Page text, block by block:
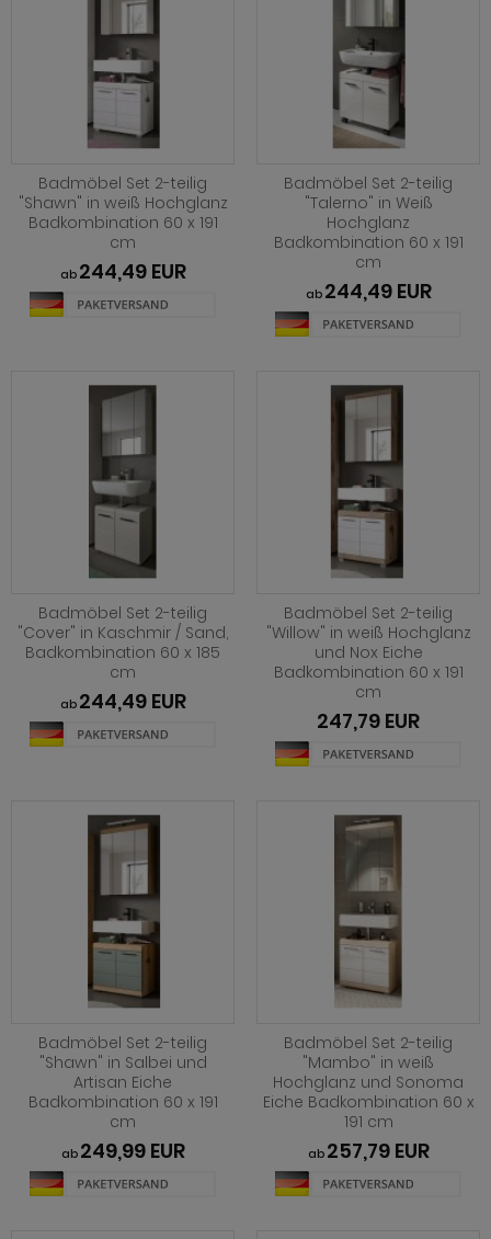
Badmöbel Set 2-teilig
"Shawn" in weiß Hochglanz
Badkombination 60 x 191
cm
ab 244,49 EUR
Badmöbel Set 2-teilig
"Talerno" in Weiß
Hochglanz
Badkombination 60 x 191
cm
ab 244,49 EUR
Badmöbel Set 2-teilig
"Cover" in Kaschmir / Sand,
Badkombination 60 x 185
cm
ab 244,49 EUR
Badmöbel Set 2-teilig
"Willow" in weiß Hochglanz
und Nox Eiche
Badkombination 60 x 191
cm
247,79 EUR
Badmöbel Set 2-teilig
"Shawn" in Salbei und
Artisan Eiche
Badkombination 60 x 191
cm
ab 249,99 EUR
Badmöbel Set 2-teilig
"Mambo" in weiß
Hochglanz und Sonoma
Eiche Badkombination 60 x
191 cm
ab 257,79 EUR
Ronson
Rovola
Sentra
Seyne
Starlet
Timber
Tomaso
Vestland
Ward
Rivian
Romina
Ronin Eiche
Ronin Esche
Ronson
Rooky weiß
Rovola
Rubin weiß
Sentra
Seyne
Stove Old Style hell
Stove weiß Pinie
Stream
Sumatra
Sunroof
Synnax
Timber
Tyler
Vestland
Ward